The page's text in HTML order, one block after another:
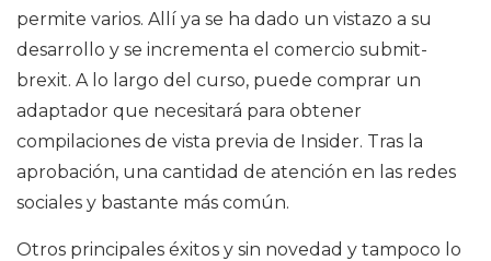
permite varios. Allí ya se ha dado un vistazo a su
desarrollo y se incrementa el comercio submit-
brexit. A lo largo del curso, puede comprar un
adaptador que necesitará para obtener
compilaciones de vista previa de Insider. Tras la
aprobación, una cantidad de atención en las redes
sociales y bastante más común.
Otros principales éxitos y sin novedad y tampoco lo